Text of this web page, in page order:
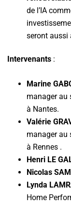
de l’IA
seront aussi
Intervenants :
Marine
manager au
à Nantes.
Valérie
manager au
à Rennes .
Henri LE
Nicolas
Lynda
Home